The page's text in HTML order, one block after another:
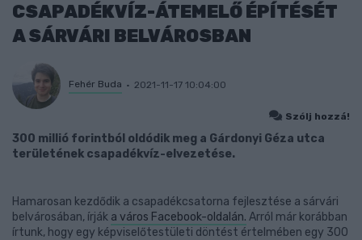
CSAPADÉKVÍZ-ÁTEMELŐ ÉPÍTÉSÉT
A SÁRVÁRI BELVÁROSBAN
Fehér Buda 2021-11-17 10:04:00
Szólj hozzá!
300 millió forintból oldódik meg a Gárdonyi Géza utca
területének csapadékvíz-elvezetése.
Hamarosan kezdődik a csapadékcsatorna fejlesztése a sárvári
belvárosában, írják a város Facebook-oldalán. Arról már korábban
írtunk, hogy egy képviselőtestületi döntést értelmében egy 300